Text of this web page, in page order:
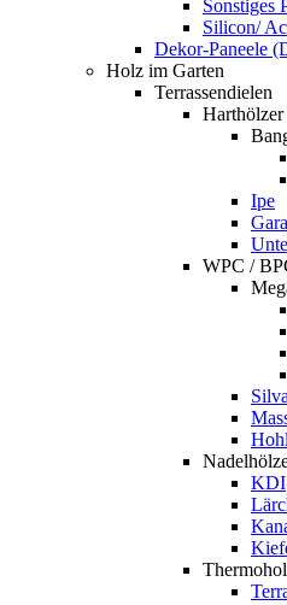
Sonstiges
Silicon/
Dekor-Paneele
Holz im Garten
Terrassendielen
Harthölzer
Ipe
WPC /
KDI